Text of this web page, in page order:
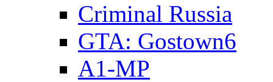
Criminal Russia
GTA: Gostown6
A1-MP